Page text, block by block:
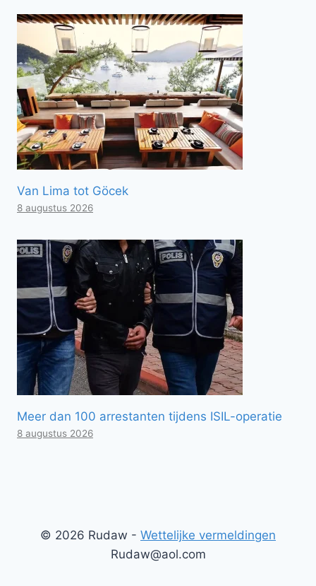
Van Lima tot Göcek
8 augustus 2026
Meer dan 100 arrestanten tijdens ISIL-operatie
8 augustus 2026
© 2026 Rudaw - Wettelijke vermeldingen
Rudaw@aol.com